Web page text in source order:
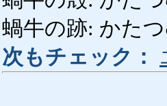
蝸牛の跡: かた
次もチェック：